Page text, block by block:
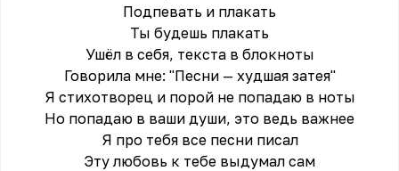
Подпевать и плакать
Ты будешь плакать
Ушёл в себя, текста в блокноты
Говорила мне: "Песни — худшая затея"
Я стихотворец и порой не попадаю в ноты
Но попадаю в ваши души, это ведь важнее
Я про тебя все песни писал
Эту любовь к тебе выдумал сам